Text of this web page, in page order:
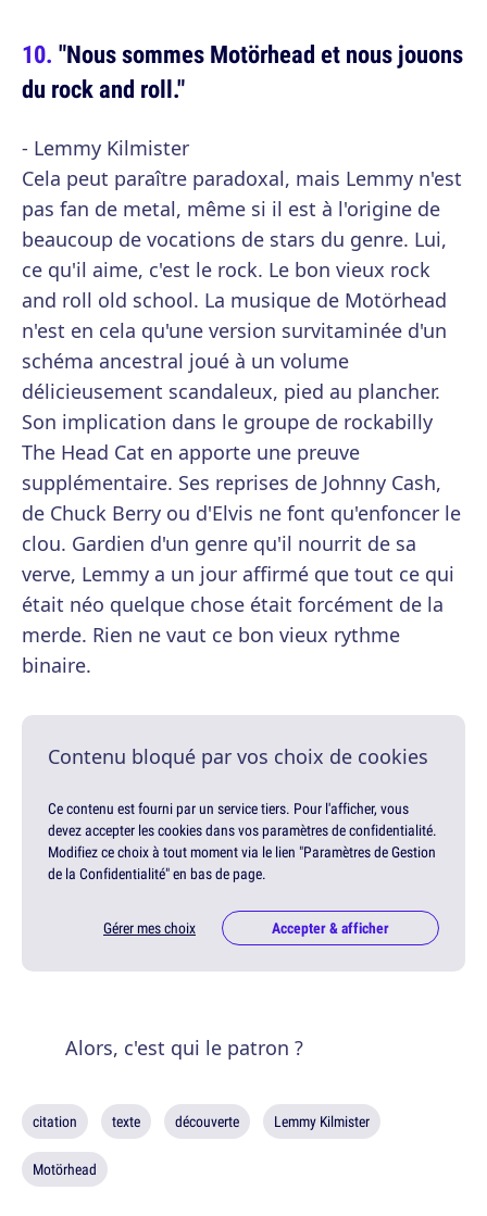
"Nous sommes Motörhead et nous jouons
du rock and roll."
- Lemmy Kilmister
Cela peut paraître paradoxal, mais Lemmy n'est
pas fan de metal, même si il est à l'origine de
beaucoup de vocations de stars du genre. Lui,
ce qu'il aime, c'est le rock. Le bon vieux rock
and roll old school. La musique de Motörhead
n'est en cela qu'une version survitaminée d'un
schéma ancestral joué à un volume
délicieusement scandaleux, pied au plancher.
Son implication dans le groupe de rockabilly
The Head Cat en apporte une preuve
supplémentaire. Ses reprises de Johnny Cash,
de Chuck Berry ou d'Elvis ne font qu'enfoncer le
clou. Gardien d'un genre qu'il nourrit de sa
verve, Lemmy a un jour affirmé que tout ce qui
était néo quelque chose était forcément de la
merde. Rien ne vaut ce bon vieux rythme
binaire.
Contenu bloqué par vos choix de cookies
Ce contenu est fourni par un service tiers. Pour l'afficher, vous
devez accepter les cookies dans vos paramètres de confidentialité.
Modifiez ce choix à tout moment via le lien "Paramètres de Gestion
de la Confidentialité" en bas de page.
Gérer mes choix Accepter & afficher
Alors, c'est qui le patron ?
citation texte découverte Lemmy Kilmister
Motörhead